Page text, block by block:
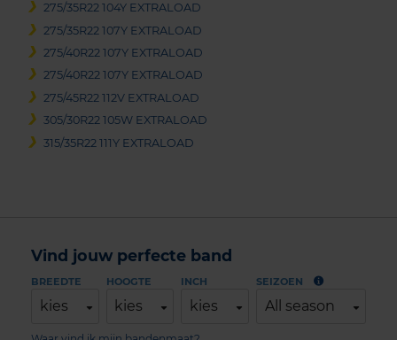
275/35R22 104Y EXTRALOAD
275/35R22 107Y EXTRALOAD
275/40R22 107Y EXTRALOAD
275/40R22 107Y EXTRALOAD
275/45R22 112V EXTRALOAD
305/30R22 105W EXTRALOAD
315/35R22 111Y EXTRALOAD
Vind jouw perfecte band
BREEDTE
kies
HOOGTE
kies
INCH
kies
SEIZOEN
All season